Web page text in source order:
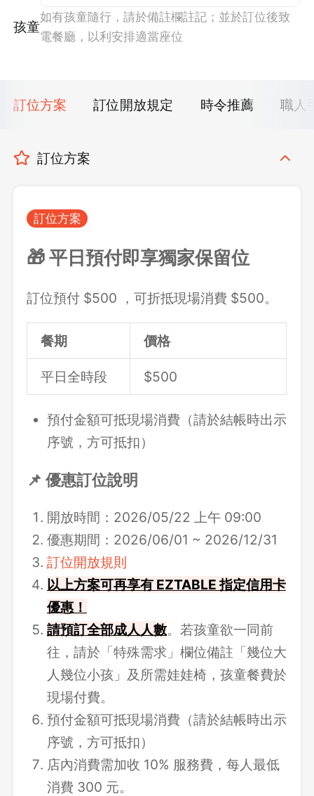
孩童
如有孩童隨行，請於備註欄註記；並於訂位後致
電餐廳，以利安排適當座位
訂位方案 訂位開放規定 時令推薦 職人
訂位方案
訂位方案
🎁 平日預付即享獨家保留位
訂位預付 $500 ，可折抵現場消費 $500。
餐期 價格
平日全時段 $500
預付金額可抵現場消費（請於結帳時出示
序號，方可抵扣）
📌 優惠訂位說明
開放時間：2026/05/22 上午 09:00
優惠期間：2026/06/01 ~ 2026/12/31
訂位開放規則
以上方案可再享有 EZTABLE 指定信用卡
優惠！
請預訂全部成人人數。若孩童欲一同前
往，請於「特殊需求」欄位備註「幾位大
人幾位小孩」及所需娃娃椅，孩童餐費於
現場付費。
預付金額可抵現場消費（請於結帳時出示
序號，方可抵扣）
店內消費需加收 10% 服務費，每人最低
消費 300 元。